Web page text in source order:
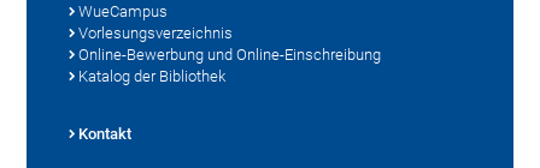
WueCampus
Vorlesungsverzeichnis
Online-Bewerbung und Online-Einschreibung
Katalog der Bibliothek
Kontakt